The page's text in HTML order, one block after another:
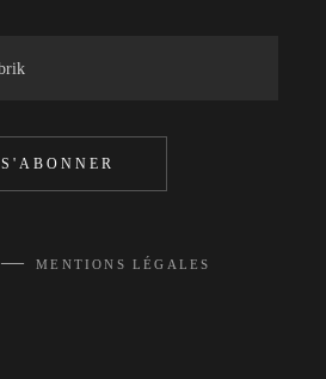
S'ABONNER
— MENTIONS LÉGALES